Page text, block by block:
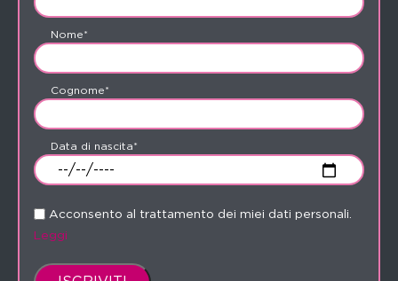
Nome*
Cognome*
Data di nascita*
Acconsento al trattamento dei miei dati personali.
Leggi